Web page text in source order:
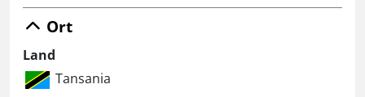
Ort
Land
Tansania